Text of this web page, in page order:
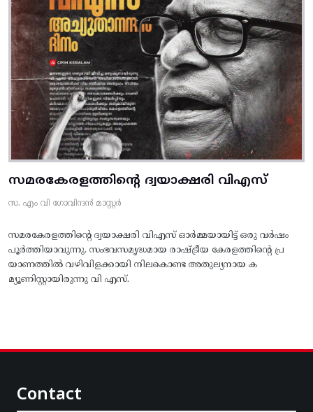
സമരകേരളത്തിൻ്റെ ദ്വയാക്ഷരി വിഎസ്
സ. എം വി ഗോവിന്ദൻ മാസ്റ്റർ
സമരകേരളത്തിൻ്റെ ദ്വയാക്ഷരി വിഎസ് ഓർമ്മയായിട്ട് ഒരു വർഷം
പൂർത്തിയാവുന്നു. സംഭവസമൃദ്ധമായ രാഷ്ട്രീയ കേരളത്തിന്റെ പ്ര
യാണത്തിൽ വഴിവിളക്കായി നിലകൊണ്ട അതുല്യനായ ക
മ്യൂണിസ്റ്റായിരുന്നു വി എസ്.
Contact